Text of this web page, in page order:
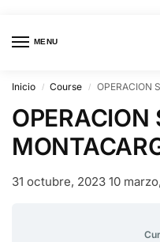
MENU
Inicio / Course / OPERACION
OPERACION
31 octubre, 2023 10